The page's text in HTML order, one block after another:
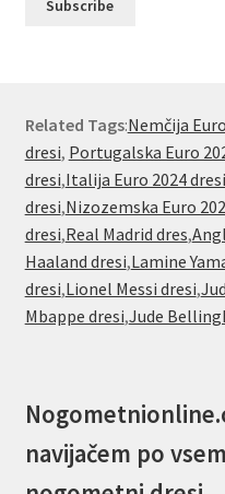
Related Tags:Nemčija
dresi, Portugalska Euro
dresi,Italija Euro 2024 dresi
dresi,Nizozemska Euro
dresi,Real Madrid dres,
Haaland dresi,Lamine
dresi,Lionel Messi dresi,
Mbappe dresi,Jude
navijačem po